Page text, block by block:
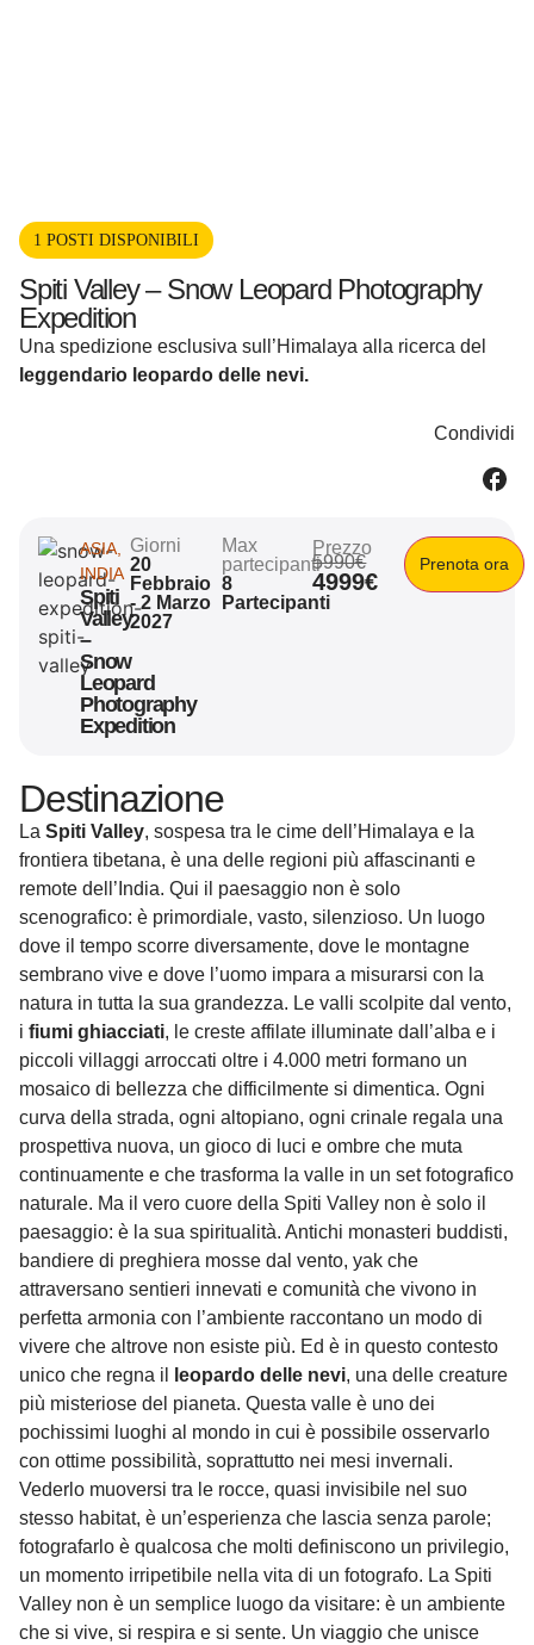
1 POSTI DISPONIBILI
Spiti Valley – Snow Leopard Photography
Expedition
Una spedizione esclusiva sull’Himalaya alla ricerca del
leggendario leopardo delle nevi.
Condividi
ASIA,
INDIA
Spiti
Valley
–
Snow
Leopard
Photography
Expedition
Giorni
20
Febbraio
- 2 Marzo
2027
Max
partecipanti
8
Partecipanti
Prezzo
5990€
4999€
Prenota ora
Destinazione
La Spiti Valley, sospesa tra le cime dell’Himalaya e la
frontiera tibetana, è una delle regioni più affascinanti e
remote dell’India. Qui il paesaggio non è solo
scenografico: è primordiale, vasto, silenzioso. Un luogo
dove il tempo scorre diversamente, dove le montagne
sembrano vive e dove l’uomo impara a misurarsi con la
natura in tutta la sua grandezza. Le valli scolpite dal vento,
i fiumi ghiacciati, le creste affilate illuminate dall’alba e i
piccoli villaggi arroccati oltre i 4.000 metri formano un
mosaico di bellezza che difficilmente si dimentica. Ogni
curva della strada, ogni altopiano, ogni crinale regala una
prospettiva nuova, un gioco di luci e ombre che muta
continuamente e che trasforma la valle in un set fotografico
naturale. Ma il vero cuore della Spiti Valley non è solo il
paesaggio: è la sua spiritualità. Antichi monasteri buddisti,
bandiere di preghiera mosse dal vento, yak che
attraversano sentieri innevati e comunità che vivono in
perfetta armonia con l’ambiente raccontano un modo di
vivere che altrove non esiste più. Ed è in questo contesto
unico che regna il
leopardo delle nevi, una delle creature
più misteriose del pianeta. Questa valle è uno dei
pochissimi luoghi al mondo in cui è possibile osservarlo
con ottime possibilità, soprattutto nei mesi invernali.
Vederlo muoversi tra le rocce, quasi invisibile nel suo
stesso habitat, è un’esperienza che lascia senza parole;
fotografarlo è qualcosa che molti definiscono un privilegio,
un momento irripetibile nella vita di un fotografo. La Spiti
Valley non è un semplice luogo da visitare: è un ambiente
che si vive, si respira e si sente. Un viaggio che unisce